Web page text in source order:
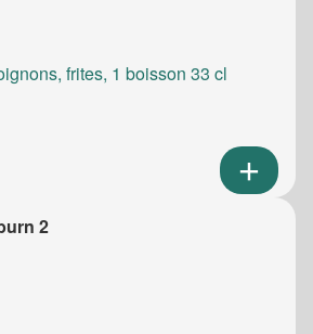
frites, 1 boisson 33 cl
2